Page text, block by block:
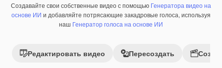
Премиум
Создавайте свои собственные видео с помощью Генератора видео на
основе ИИ и добавляйте потрясающие закадровые голоса, используя
наш Генератор голоса на основе ИИ
Редактировать видео Пересоздать